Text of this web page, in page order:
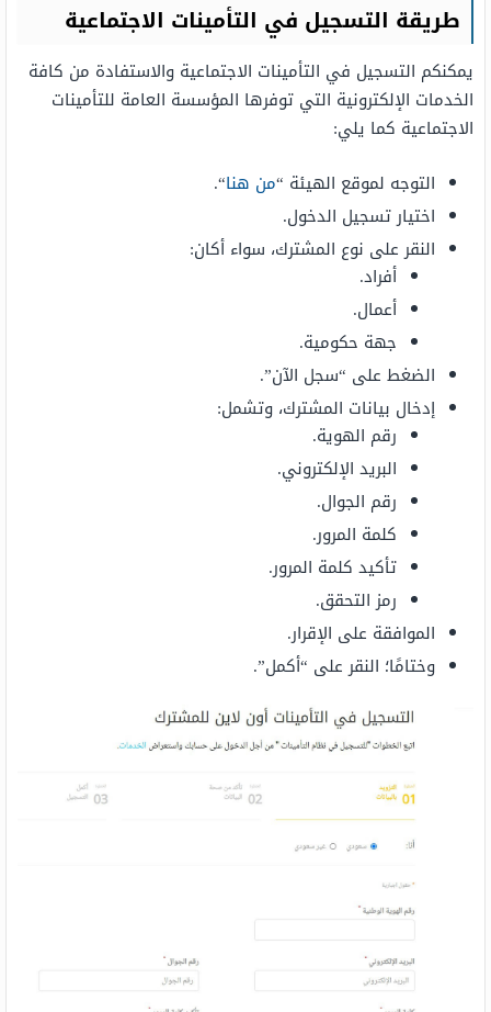
طريقة التسجيل في التأمينات الاجتماعية
يمكنكم التسجيل في التأمينات الاجتماعية والاستفادة من كافة
الخدمات الإلكترونية التي توفرها المؤسسة العامة للتأمينات
الاجتماعية كما يلي:
التوجه لموقع الهيئة “من هنا“.
اختيار تسجيل الدخول.
النقر على نوع المشترك، سواء أكان:
أفراد.
أعمال.
جهة حكومية.
الضغط على “سجل الآن”.
إدخال بيانات المشترك، وتشمل:
رقم الهوية.
البريد الإلكتروني.
رقم الجوال.
كلمة المرور.
تأكيد كلمة المرور.
رمز التحقق.
الموافقة على الإقرار.
وختامًا؛ النقر على “أكمل”.